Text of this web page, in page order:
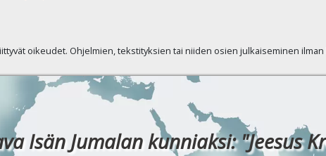
oikeudet. Ohjelmien, tekstityksien tai niiden osien julkaiseminen
Isän Jumalan kunniaksi: "Jeesus